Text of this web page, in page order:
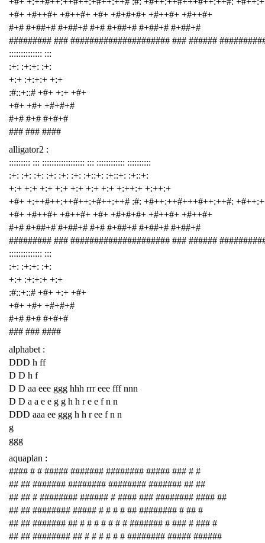
+#+ +#++#+ +#++#+ +#+ +#+#+#+ +#++#+ +#++#+
#+# #+##+# #+##+# #+# #+##+# #+##+# #+##+#
######### ### ##################### ### ######
:::::::::::::: :::
:+: :+:+: :+:
+:+ :+:+:+ +:+
:#::+::# +#+ +:+ +#+
+#+ +#+ +#+#+#
#+# #+# #+#+#
### ### ####
alligator2 :
::::::::: ::: :::::::::::::::::: ::: :::::::::::: ::::::::::
:+: :+: :+: :+: :+: :+: :+::+: :+::+: :+::+:
+:+ +:+ +:+ +:+ +:+ +:+ +:+ +:++:+ +:++:+
+#+ +:++#++:++#++:+#++:++# :#: +#++:++#+++#++:++#:
+#+ +#++#+ +#++#+ +#+ +#+#+#+ +#++#+ +#++#+
#+# #+##+# #+##+# #+# #+##+# #+##+# #+##+#
######### ### ##################### ### ######
:::::::::::::: :::
:+: :+:+: :+:
+:+ :+:+:+ +:+
:#::+::# +#+ +:+ +#+
+#+ +#+ +#+#+#
#+# #+# #+#+#
### ### ####
alphabet :
DDD h ff
D D h f
D D aa eee ggg hhh rrr eee fff nnn
D D a a e e g g h h r e e f n n
DDD aaa ee ggg h h r ee f n n
g
ggg
aquaplan :
#### # # ##### ####### ######## ##### ### # #
## ## ####### ######## ######## ####### ## ##
## ## # ######## ###### # #### ### ######## #### ##
## ## ######## ##### # # # # ## ######## # ## #
## ## ####### ## # # # # # # # ####### # ### # ### #
## ## ######## ## # # # # # # ######## ##### ######